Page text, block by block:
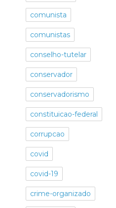
comunista
comunistas
conselho-tutelar
conservador
conservadorismo
constituicao-federal
corrupcao
covid
covid-19
crime-organizado